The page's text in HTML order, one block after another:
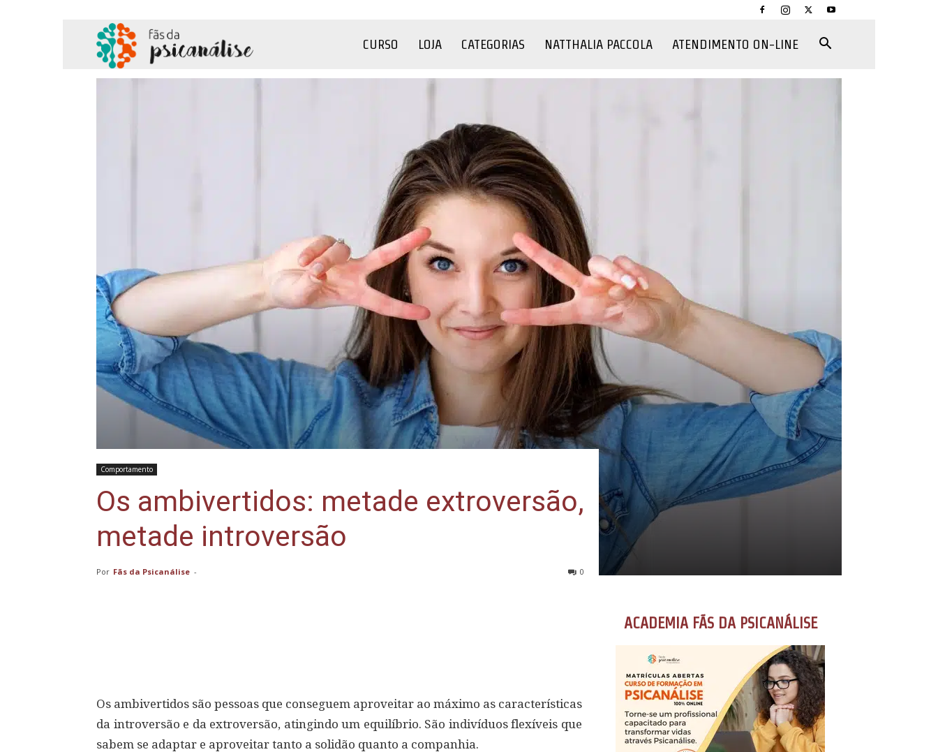
CURSO LOJA CATEGORIAS NATTHALIA PACCOLA ATENDIMENTO ON-LINE
Comportamento
Os ambivertidos: metade extroversão,
metade introversão
Por Fãs da Psicanálise - 0
Os ambivertidos são pessoas que conseguem aproveitar ao máximo as características
da introversão e da extroversão, atingindo um equilíbrio. São indivíduos flexíveis que
sabem se adaptar e aproveitar tanto a solidão quanto a companhia.
ACADEMIA FÃS DA PSICANÁLISE